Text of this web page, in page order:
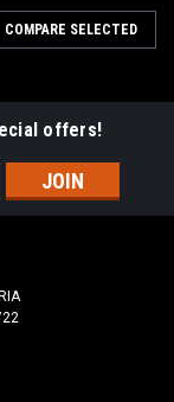
COMPARE SELECTED
offers!